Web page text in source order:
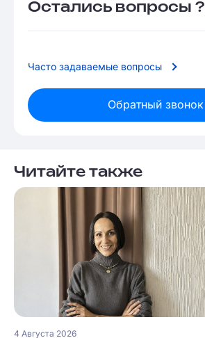
Остались вопросы ?
Часто задаваемые вопросы
Обратный звонок
Читайте также
4 Августа 2026